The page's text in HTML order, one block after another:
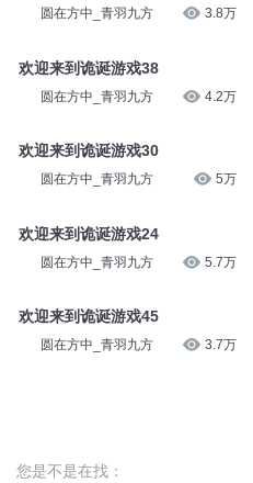
圆在方中_青羽九方 3.8万
欢迎来到诡诞游戏38
圆在方中_青羽九方 4.2万
欢迎来到诡诞游戏30
圆在方中_青羽九方 5万
欢迎来到诡诞游戏24
圆在方中_青羽九方 5.7万
欢迎来到诡诞游戏45
圆在方中_青羽九方 3.7万
您是不是在找：